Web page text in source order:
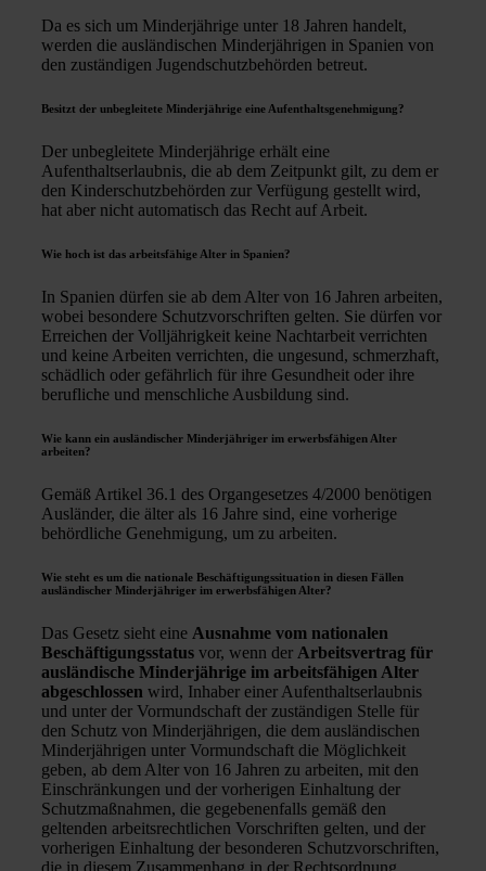
Da es sich um Minderjährige unter 18 Jahren handelt,
werden die ausländischen Minderjährigen in Spanien von
den zuständigen Jugendschutzbehörden betreut.
Besitzt der unbegleitete Minderjährige eine Aufenthaltsgenehmigung?
Der unbegleitete Minderjährige erhält eine
Aufenthaltserlaubnis, die ab dem Zeitpunkt gilt, zu dem er
den Kinderschutzbehörden zur Verfügung gestellt wird,
hat aber nicht automatisch das Recht auf Arbeit.
Wie hoch ist das arbeitsfähige Alter in Spanien?
In Spanien dürfen sie ab dem Alter von 16 Jahren arbeiten,
wobei besondere Schutzvorschriften gelten. Sie dürfen vor
Erreichen der Volljährigkeit keine Nachtarbeit verrichten
und keine Arbeiten verrichten, die ungesund, schmerzhaft,
schädlich oder gefährlich für ihre Gesundheit oder ihre
berufliche und menschliche Ausbildung sind.
Wie kann ein ausländischer Minderjähriger im erwerbsfähigen Alter
arbeiten?
Gemäß Artikel 36.1 des Organgesetzes 4/2000 benötigen
Ausländer, die älter als 16 Jahre sind, eine vorherige
behördliche Genehmigung, um zu arbeiten.
Wie steht es um die nationale Beschäftigungssituation in diesen Fällen
ausländischer Minderjähriger im erwerbsfähigen Alter?
Das Gesetz sieht eine Ausnahme vom nationalen
Beschäftigungsstatus vor, wenn der Arbeitsvertrag für
ausländische Minderjährige im arbeitsfähigen Alter
abgeschlossen wird, Inhaber einer Aufenthaltserlaubnis
und unter der Vormundschaft der zuständigen Stelle für
den Schutz von Minderjährigen, die dem ausländischen
Minderjährigen unter Vormundschaft die Möglichkeit
geben, ab dem Alter von 16 Jahren zu arbeiten, mit den
Einschränkungen und der vorherigen Einhaltung der
Schutzmaßnahmen, die gegebenenfalls gemäß den
geltenden arbeitsrechtlichen Vorschriften gelten, und der
vorherigen Einhaltung der besonderen Schutzvorschriften,
die in diesem Zusammenhang in der Rechtsordnung